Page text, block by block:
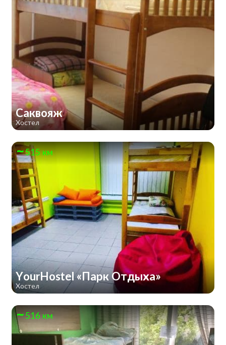
Саквояж
Хостел
515 км
YourHostel «Парк Отдыха»
Хостел
516 км